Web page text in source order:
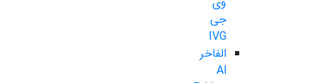
جی
IVG
الفاخر
Al